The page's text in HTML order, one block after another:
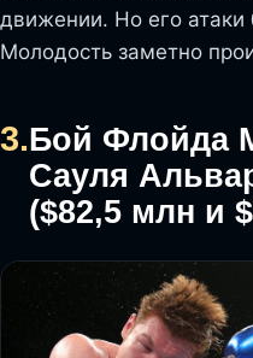
движении. Но его
Молодость заметно
3.Бой Флойда
Сауля
($82,5 млн и